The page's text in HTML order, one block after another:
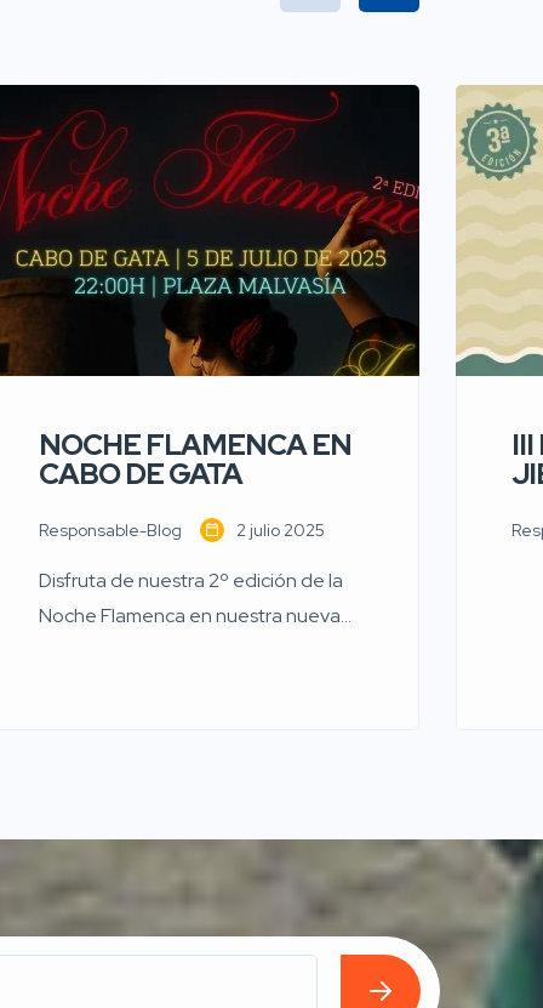
NOCHE FLAMENCA EN
CABO DE GATA
Responsable-Blog 2 julio 2025
Disfruta de nuestra 2º edición de la
Noche Flamenca en nuestra nueva